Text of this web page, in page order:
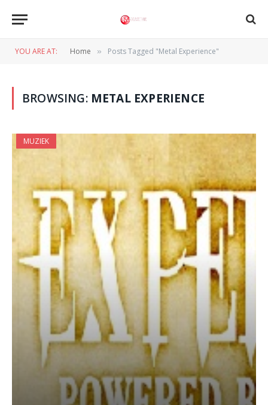
YOU ARE AT: Home » Posts Tagged "Metal Experience"
BROWSING: METAL EXPERIENCE
MUZIEK